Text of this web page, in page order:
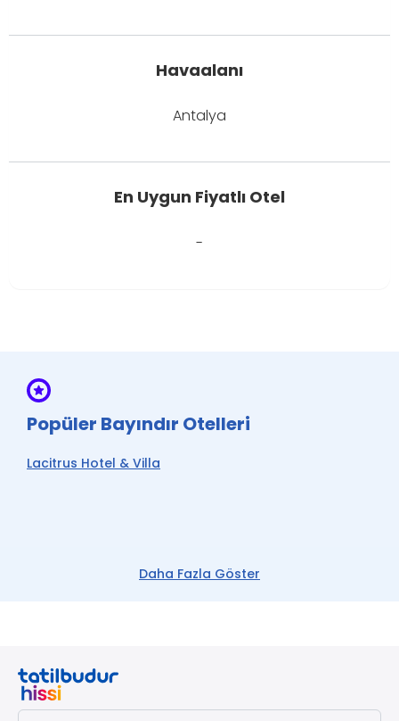
Havaalanı
Antalya
En Uygun Fiyatlı Otel
-
Daha Fazla Göster
Popüler Bayındır Otelleri
Lacitrus Hotel & Villa